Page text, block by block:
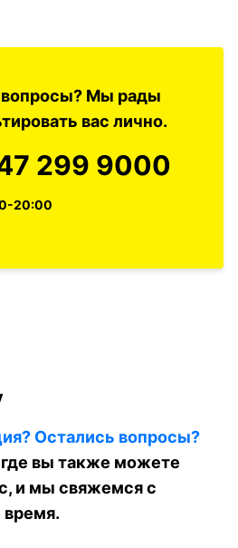
вопросы? Мы рады
вас лично.
299 9000
20:00
Остались вопросы?
вы также можете
и мы свяжемся с